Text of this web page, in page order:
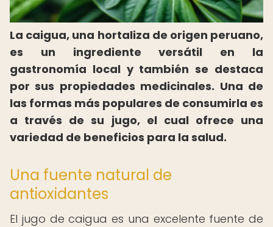
La caigua, una hortaliza de origen peruano,
es un ingrediente versátil en la
gastronomía local y también se destaca
por sus propiedades medicinales. Una de
las formas más populares de consumirla es
a través de su jugo, el cual ofrece una
variedad de beneficios para la salud.
Una fuente natural de
antioxidantes
El jugo de caigua es una excelente fuente de